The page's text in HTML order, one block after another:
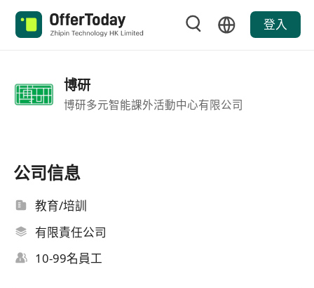
登入
博研
博研多元智能課外活動中心有限公司
公司信息
教育/培訓
有限責任公司
10-99名員工